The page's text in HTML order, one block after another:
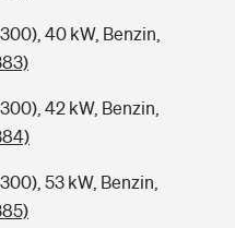
40 kW, Benzin,
42 kW, Benzin,
53 kW, Benzin,